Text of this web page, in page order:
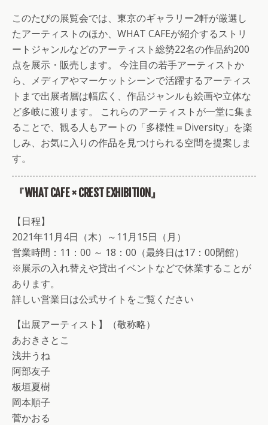
このたびの展覧会では、東京のギャラリー2軒が厳選し
たアーティストのほか、WHAT CAFEが紹介するストリ
ートジャンルなどのアーティスト総勢22名の作品約200
点を展示・販売します。 今注目の若手アーティストか
ら、メディアやマーケットシーンで活躍するアーティス
トまで出展者層は幅広く、作品ジャンルも絵画や立体な
ど多岐に渡ります。 これらのアーティストが一堂に集ま
ることで、観る人もアートの「多様性＝Diversity」を楽
しみ、お気に入りの作品を見つけられる空間を提案しま
す。
『WHAT CAFE × CREST EXHIBITION』
【日程】
2021年11月4日（木）～11月15日（月）
営業時間：11：00 ～ 18：00（最終日は17：00閉館）
※展示の入れ替えや貸出イベントなどで休業することが
あります。
詳しい営業日は公式サイトをご覧ください
【出展アーティスト】（敬称略）
あおきさとこ
浅井うね
阿部友子
板垣夏樹
岡本順子
菅かおる